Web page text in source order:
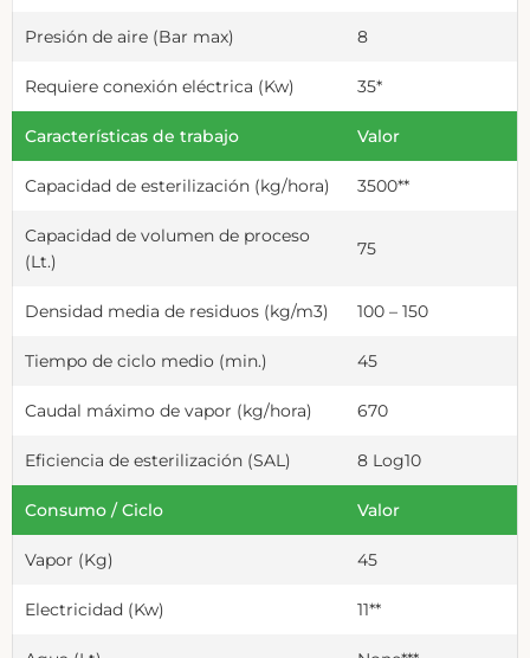
Presión de aire (Bar max) 8
Requiere conexión eléctrica (Kw) 35*
Características de trabajo Valor
Capacidad de esterilización (kg/hora) 3500**
Capacidad de volumen de proceso
(Lt.)
75
Densidad media de residuos (kg/m3) 100 – 150
Tiempo de ciclo medio (min.) 45
Caudal máximo de vapor (kg/hora) 670
Eficiencia de esterilización (SAL) 8 Log10
Consumo / Ciclo Valor
Vapor (Kg) 45
Electricidad (Kw) 11**